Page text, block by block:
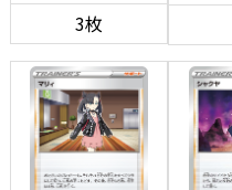
3枚